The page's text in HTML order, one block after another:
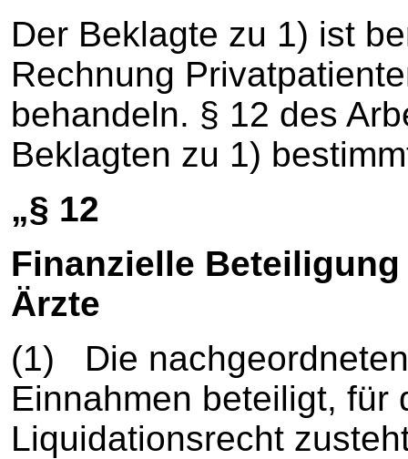
Der Beklagte zu 1) ist
Rechnung
behandeln. § 12 des
Beklagten zu 1)
„§ 12
Finanzielle
Ärzte
(1) Die
Einnahmen beteiligt, für
Liquidationsrecht